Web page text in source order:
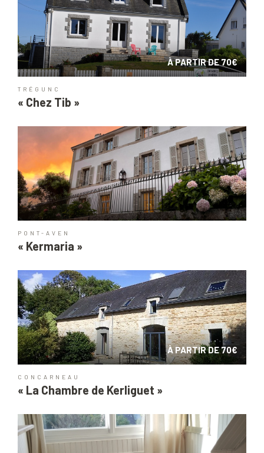
À PARTIR DE 70€
TRÉGUNC
« Chez Tib »
PONT-AVEN
« Kermaria »
À PARTIR DE 70€
CONCARNEAU
« La Chambre de Kerliguet »